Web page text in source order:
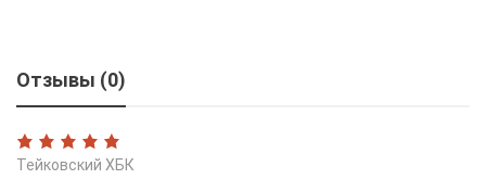
Отзывы (0)
Тейковский ХБК